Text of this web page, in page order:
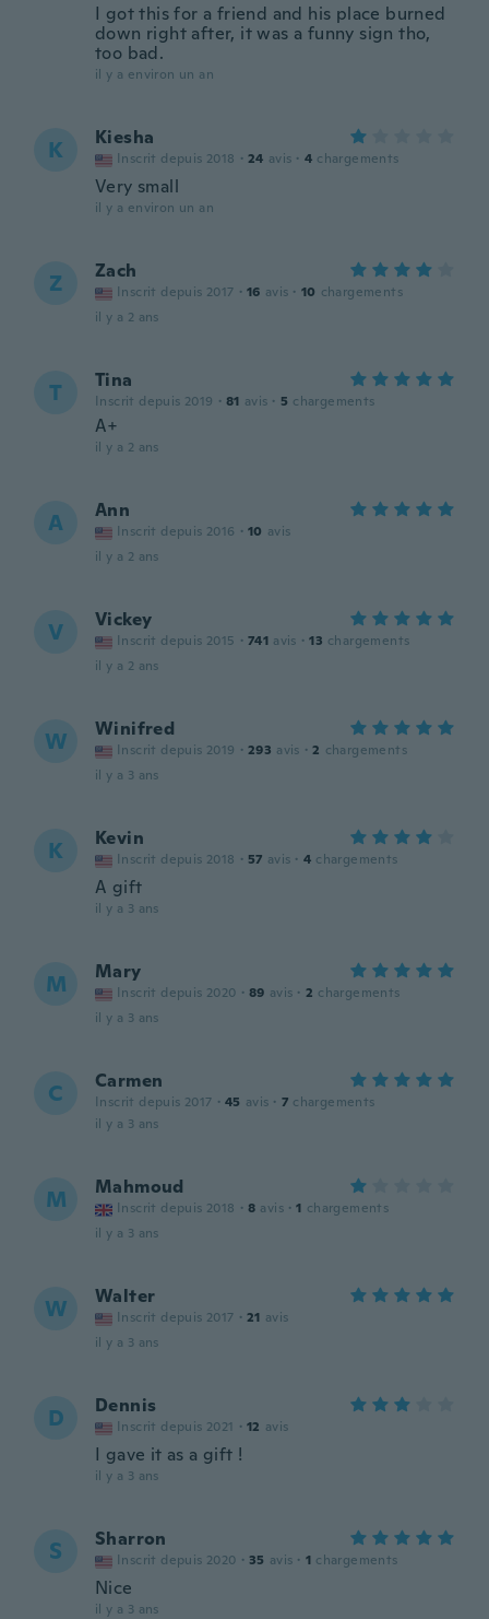
I got this for a friend and his place burned
down right after, it was a funny sign tho,
too bad.
il y a environ un an
K Kiesha
Inscrit depuis 2018 · 24 avis · 4 chargements
Very small
il y a environ un an
Z Zach
Inscrit depuis 2017 · 16 avis · 10 chargements
il y a 2 ans
T Tina
Inscrit depuis 2019 · 81 avis · 5 chargements
A+
il y a 2 ans
A Ann
Inscrit depuis 2016 · 10 avis
il y a 2 ans
V Vickey
Inscrit depuis 2015 · 741 avis · 13 chargements
il y a 2 ans
W Winifred
Inscrit depuis 2019 · 293 avis · 2 chargements
il y a 3 ans
K Kevin
Inscrit depuis 2018 · 57 avis · 4 chargements
A gift
il y a 3 ans
M Mary
Inscrit depuis 2020 · 89 avis · 2 chargements
il y a 3 ans
C Carmen
Inscrit depuis 2017 · 45 avis · 7 chargements
il y a 3 ans
M Mahmoud
Inscrit depuis 2018 · 8 avis · 1 chargements
il y a 3 ans
W Walter
Inscrit depuis 2017 · 21 avis
il y a 3 ans
D Dennis
Inscrit depuis 2021 · 12 avis
I gave it as a gift !
il y a 3 ans
S Sharron
Inscrit depuis 2020 · 35 avis · 1 chargements
Nice
il y a 3 ans